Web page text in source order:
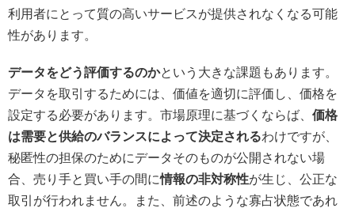
利用者にとって質の高いサービスが提供されなくなる可能
性があります。
データをどう評価するのかという大きな課題もあります。
データを取引するためには、価値を適切に評価し、価格を
設定する必要があります。市場原理に基づくならば、 価格
は需要と供給のバランスによって決定されるわけですが、
秘匿性の担保のためにデータそのものが公開されない場
合、売り手と買い手の間に情報の非対称性が生じ、公正な
取引が行われません。また、前述のような寡占状態であれ